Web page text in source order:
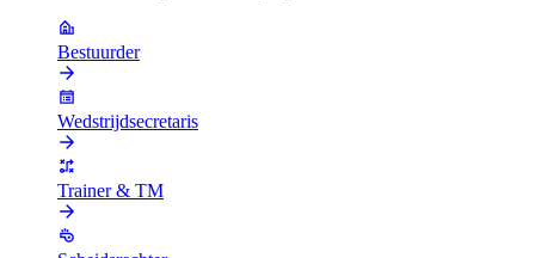
Bestuurder
Wedstrijdsecretaris
Trainer & TM